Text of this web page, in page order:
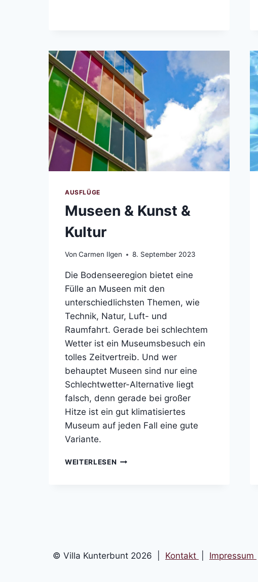
AUSFLÜGE
Museen & Kunst &
Kultur
Von Carmen Ilgen 8. September 2023
Die Bodenseeregion bietet eine
Fülle an Museen mit den
unterschiedlichsten Themen, wie
Technik, Natur, Luft- und
Raumfahrt. Gerade bei schlechtem
Wetter ist ein Museumsbesuch ein
tolles Zeitvertreib. Und wer
behauptet Museen sind nur eine
Schlechtwetter-Alternative liegt
falsch, denn gerade bei großer
Hitze ist ein gut klimatisiertes
Museum auf jeden Fall eine gute
Variante.
WEITERLESENMUSEEN
© Villa Kunterbunt 2026 | Kontakt Impressum